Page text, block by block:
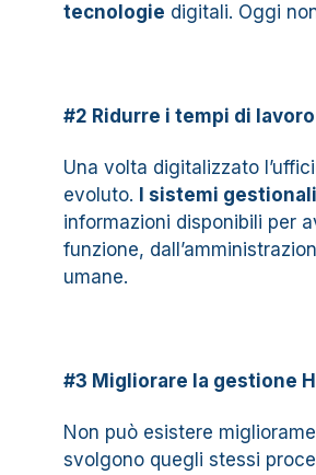
tecnologie digitali. Oggi
#2 Ridurre i tempi di
Una volta digitalizzato
evoluto.
I sistemi
informazioni disponibili per
funzione,
umane.
#3 Migliorare la gestione
Non può esistere
svolgono quegli stessi